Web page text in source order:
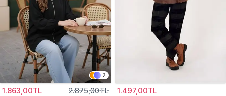
2
1.863,00TL 2.875,00TL 1.497,00TL